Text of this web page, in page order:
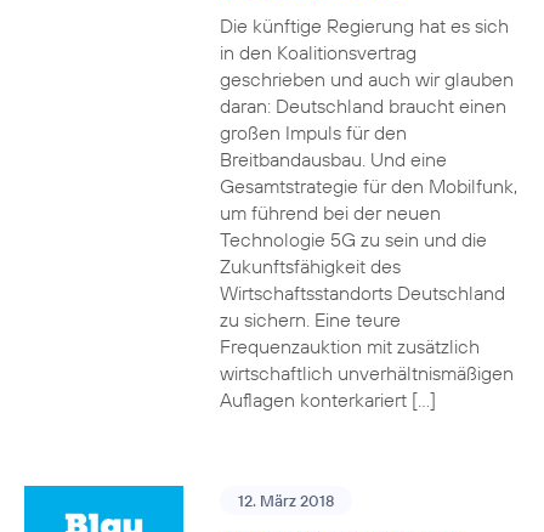
Die künftige Regierung hat es sich
in den Koalitionsvertrag
geschrieben und auch wir glauben
daran: Deutschland braucht einen
großen Impuls für den
Breitbandausbau. Und eine
Gesamtstrategie für den Mobilfunk,
um führend bei der neuen
Technologie 5G zu sein und die
Zukunftsfähigkeit des
Wirtschaftsstandorts Deutschland
zu sichern. Eine teure
Frequenzauktion mit zusätzlich
wirtschaftlich unverhältnismäßigen
Auflagen konterkariert […]
12. März 2018